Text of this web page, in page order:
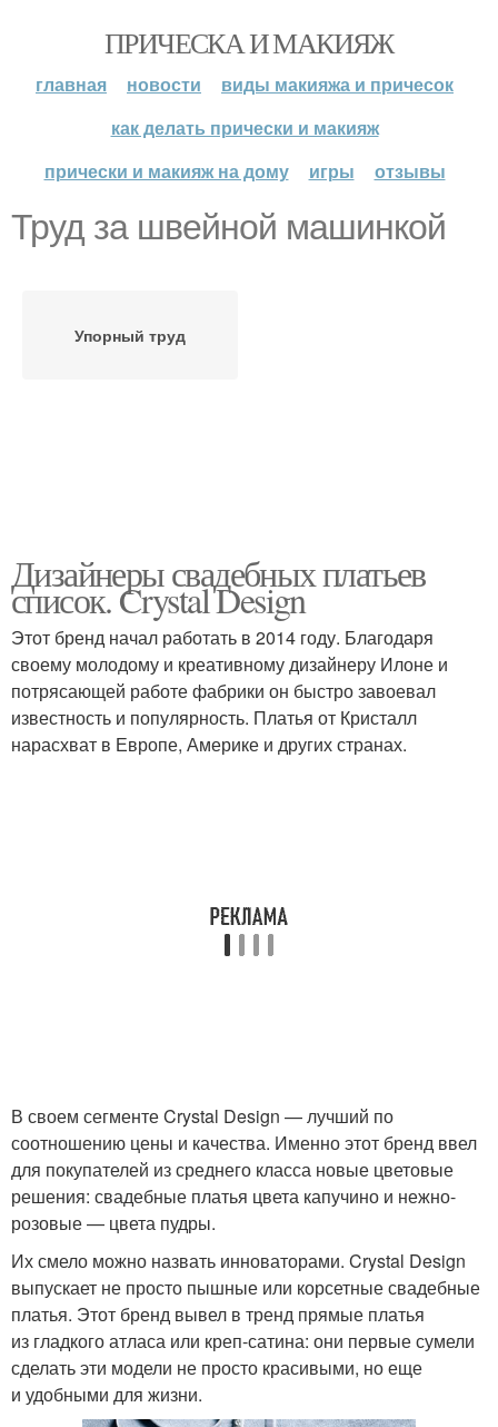
ПРИЧЕСКА И МАКИЯЖ
главная новости
виды макияжа и причесок
как делать прически и макияж
прически и макияж на дому
игры отзывы
Труд за швейной машинкой
Упорный труд
Дизайнеры свадебных платьев
список. Crystal Design
Этот бренд начал работать в 2014 году. Благодаря
своему молодому и креативному дизайнеру Илоне и
потрясающей работе фабрики он быстро завоевал
известность и популярность. Платья от Кристалл
нарасхват в Европе, Америке и других странах.
В своем сегменте Crystal Design — лучший по
соотношению цены и качества. Именно этот бренд ввел
для покупателей из среднего класса новые цветовые
решения: свадебные платья цвета капучино и нежно-
розовые — цвета пудры.
Их смело можно назвать инноваторами. Crystal Design
выпускает не просто пышные или корсетные свадебные
платья. Этот бренд вывел в тренд прямые платья
из гладкого атласа или креп-сатина: они первые сумели
сделать эти модели не просто красивыми, но еще
и удобными для жизни.